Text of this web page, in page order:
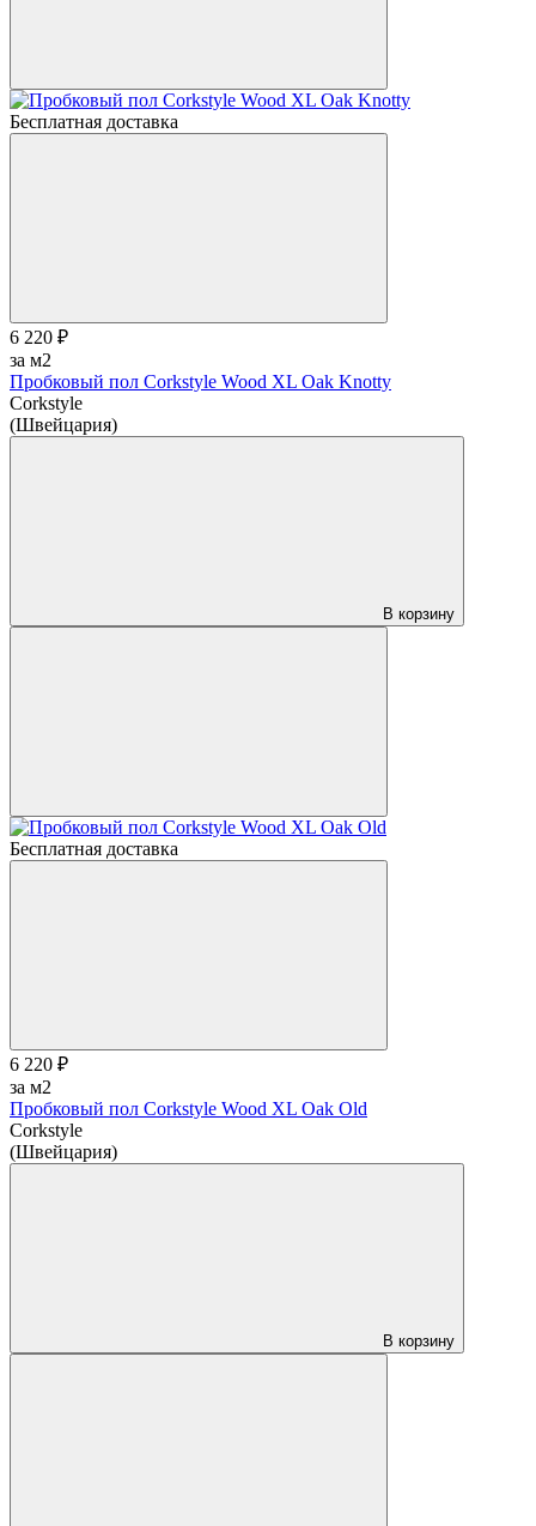
Бесплатная доставка
6 220 ₽
за м2
Пробковый пол Corkstyle Wood XL Oak Knotty
Corkstyle
(Швейцария)
В корзину
Бесплатная доставка
6 220 ₽
за м2
Пробковый пол Corkstyle Wood XL Oak Old
Corkstyle
(Швейцария)
В корзину